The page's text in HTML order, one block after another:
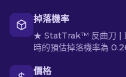
掉落機率
★ StatTrak™ 反曲刀 |
時的預估掉落機率為
價格